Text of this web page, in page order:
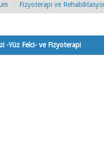
Fizyoterapi ve
-Yüz Felci- ve Fizyoterapi